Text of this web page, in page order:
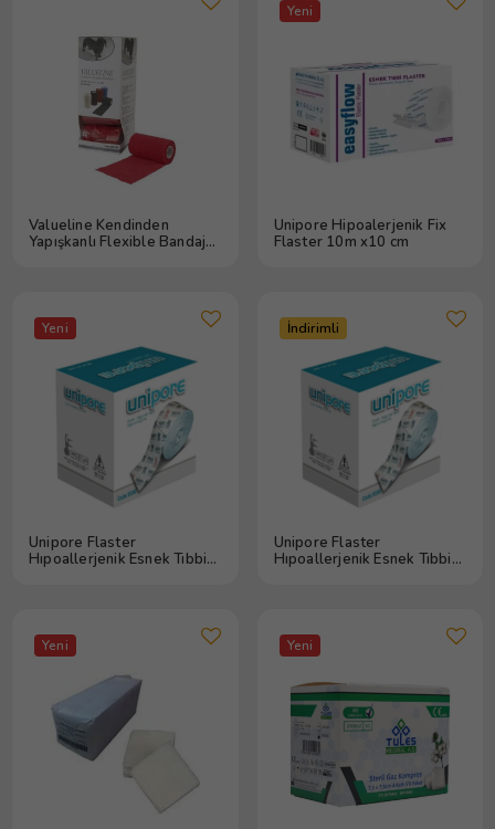
Valueline Kendinden
Yapışkanlı Flexible Bandaj
Yeni
Unipore Hipoalerjenik Fix
Flaster 10m x10 cm
Yeni
Unipore Flaster
Hıpoallerjenik Esnek Tıbbi
İndirimli
Unipore Flaster
Hıpoallerjenik Esnek Tıbbi
Yeni Yeni